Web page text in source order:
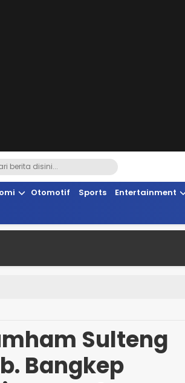
Rakyat Sulteng
Otomotif Sports Entertainment
Sulteng
Bangkep